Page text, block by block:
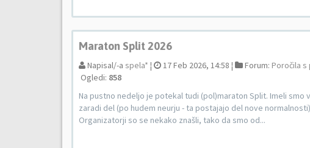
Maraton Split 2026
Napisal/-a spela* ¦ 17 Feb 2026, 14:58 ¦ Forum: Poročila
Ogledi: 858
Na pustno nedeljo je potekal tudi (pol)maraton Split. Imeli
zaradi del (po hudem neurju - ta postajajo del nove
Organizatorji so se nekako znašli, tako da smo od...